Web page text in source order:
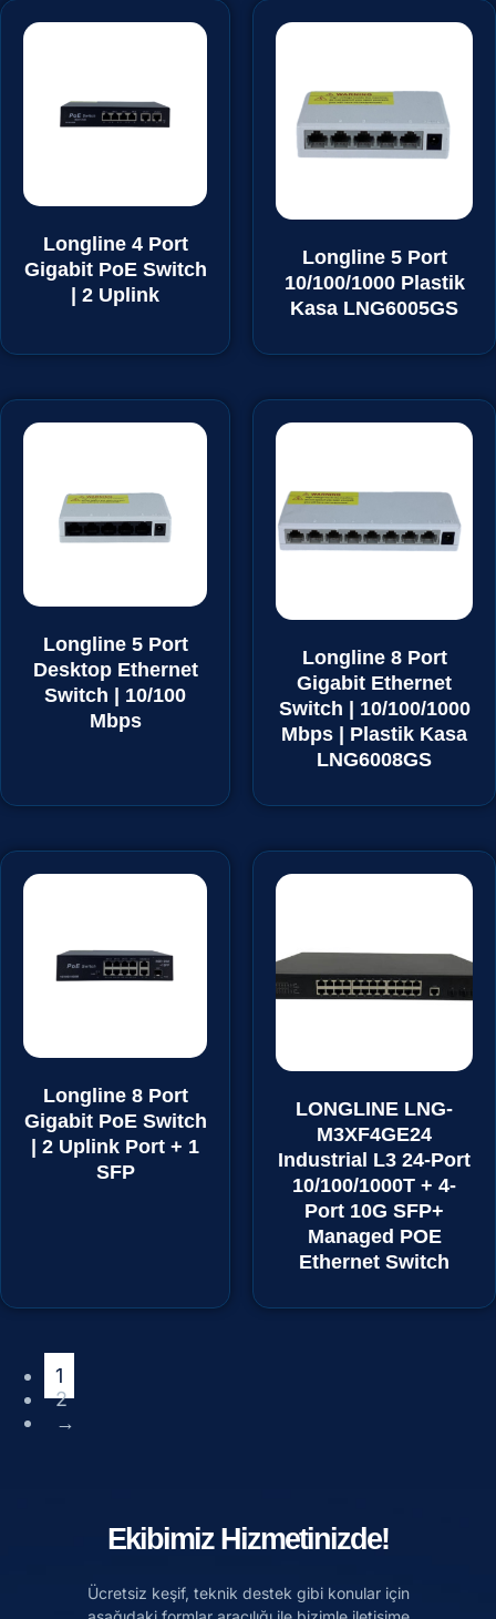
Longline 4 Port
Gigabit PoE Switch
| 2 Uplink
Longline 5 Port
10/100/1000 Plastik
Kasa LNG6005GS
Longline 5 Port
Desktop Ethernet
Switch | 10/100
Mbps
Longline 8 Port
Gigabit Ethernet
Switch | 10/100/1000
Mbps | Plastik Kasa
LNG6008GS
Longline 8 Port
Gigabit PoE Switch
| 2 Uplink Port + 1
SFP
LONGLINE LNG-
M3XF4GE24
Industrial L3 24-Port
10/100/1000T + 4-
Port 10G SFP+
Managed POE
Ethernet Switch
1
2
→
Ekibimiz Hizmetinizde!
Ücretsiz keşif, teknik destek gibi konular için